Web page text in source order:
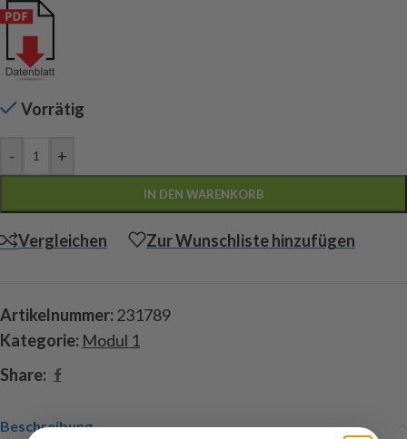
Vorrätig
- +
IN DEN WARENKORB
Vergleichen Zur Wunschliste hinzufügen
Artikelnummer: 231789
Kategorie: Modul 1
Share:
Beschreibung